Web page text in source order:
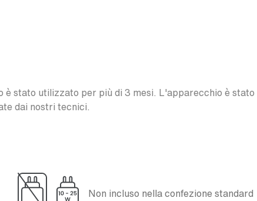
è stato utilizzato per più di 3 mesi. L'apparecchio è
dai nostri tecnici.
Non incluso nella confezione standard